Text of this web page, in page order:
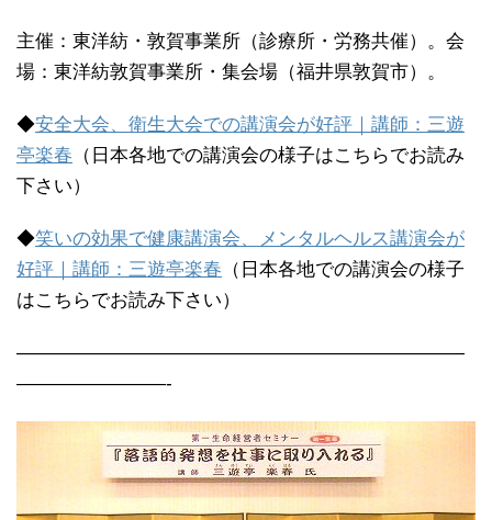
主催：東洋紡・敦賀事業所（診療所・労務共催）。会
場：東洋紡敦賀事業所・集会場（福井県敦賀市）。
◆安全大会、衛生大会での講演会が好評｜講師：三遊
亭楽春 （日本各地での講演会の様子はこちらでお読み
下さい）
◆笑いの効果で健康講演会、メンタルヘルス講演会が
好評｜講師：三遊亭楽春 （日本各地での講演会の様子
はこちらでお読み下さい）
————————————————————————
————————-